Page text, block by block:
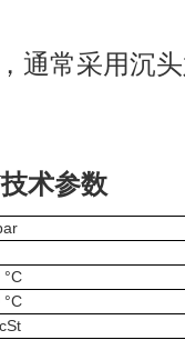
通常采用沉
技术参数